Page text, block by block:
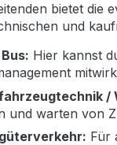
bietet die
und
Hier kannst
/
und warten von
Für